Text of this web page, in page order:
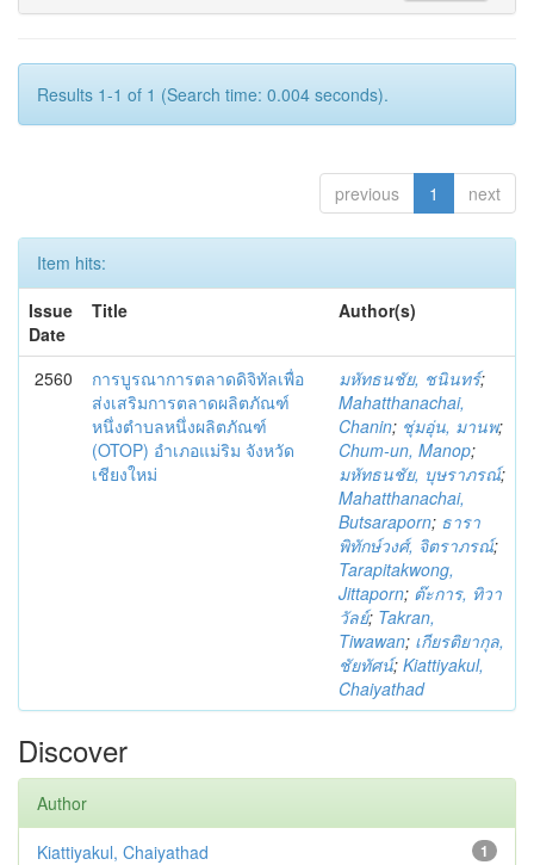
Results 1-1 of 1 (Search time: 0.004 seconds).
previous 1 next
Item hits:
Issue
Date
Title Author(s)
2560
การบูรณาการตลาดดิจิทัลเพื่อ
ส่งเสริมการตลาดผลิตภัณฑ์
หนึ่งตำบลหนึ่งผลิตภัณฑ์
(OTOP) อำเภอแม่ริม จังหวัด
เชียงใหม่
มหัทธนชัย, ชนินทร์;
Mahatthanachai,
Chanin; ชุ่มอุ่น, มานพ;
Chum-un, Manop;
มหัทธนชัย, บุษราภรณ์;
Mahatthanachai,
Butsaraporn; ธารา
พิทักษ์วงศ์, จิตราภรณ์;
Tarapitakwong,
Jittaporn; ต๊ะการ, ทิวา
วัลย์; Takran,
Tiwawan; เกียรติยากุล,
ชัยทัศน์; Kiattiyakul,
Chaiyathad
Discover
Author
1
Kiattiyakul, Chaiyathad